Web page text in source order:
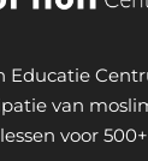
Educatie
van
voor